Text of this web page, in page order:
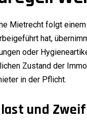
Mietrecht folgt
hat,
oder
Zustand der
in der Pflicht.
und